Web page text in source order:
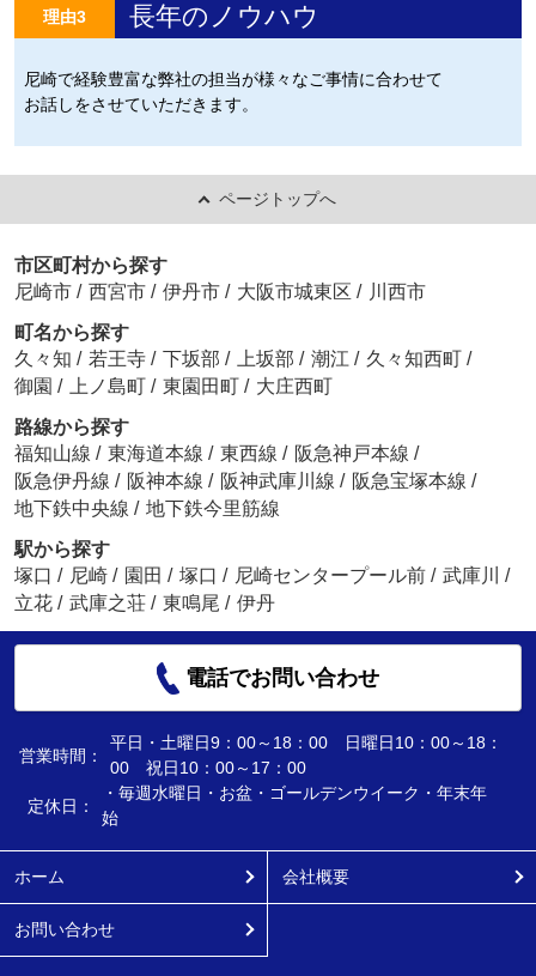
理由3 長年のノウハウ
尼崎で経験豊富な弊社の担当が様々なご事情に合わせて
お話しをさせていただきます。
ページトップへ
市区町村から探す
尼崎市 / 西宮市 / 伊丹市 / 大阪市城東区 / 川西市
町名から探す
久々知 / 若王寺 / 下坂部 / 上坂部 / 潮江 / 久々知西町 /
御園 / 上ノ島町 / 東園田町 / 大庄西町
路線から探す
福知山線 / 東海道本線 / 東西線 / 阪急神戸本線 /
阪急伊丹線 / 阪神本線 / 阪神武庫川線 / 阪急宝塚本線 /
地下鉄中央線 / 地下鉄今里筋線
駅から探す
塚口 / 尼崎 / 園田 / 塚口 / 尼崎センタープール前 / 武庫川
/
立花 / 武庫之荘 / 東鳴尾 / 伊丹
電話でお問い合わせ
営業時間：
平日・土曜日9：00～18：00 日曜日10：00～18：
00 祝日10：00～17：00
定休日：
・毎週水曜日・お盆・ゴールデンウイーク・年末年
始
ホーム 会社概要
お問い合わせ